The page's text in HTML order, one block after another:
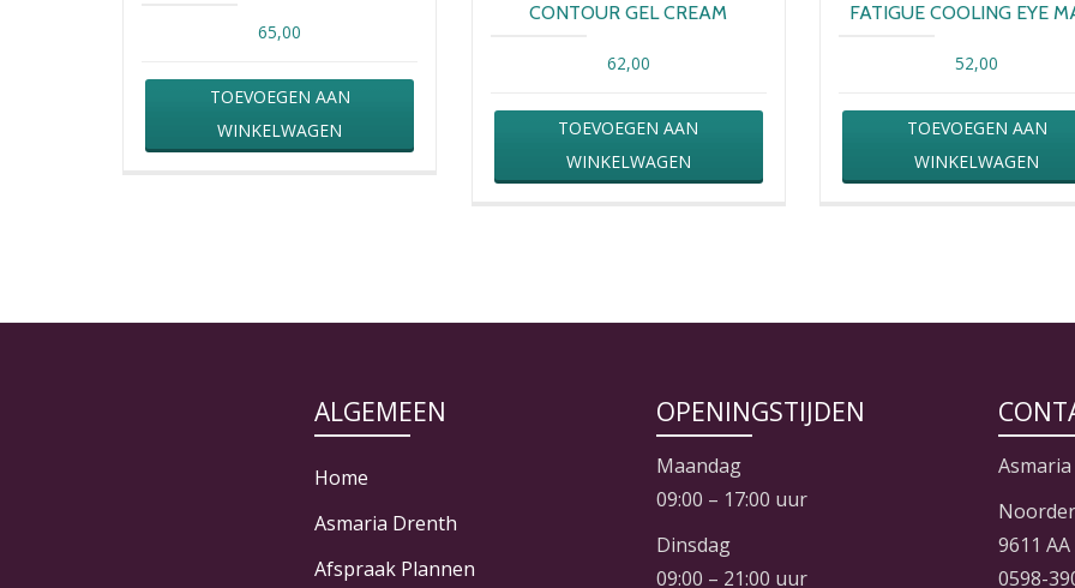
65,00
TOEVOEGEN AAN
WINKELWAGEN
CONTOUR GEL CREAM
62,00
TOEVOEGEN AAN
WINKELWAGEN
FATIGUE COOLING EYE
52,00
TOEVOEGEN AAN
WINKELWAGEN
ALGEMEEN
Home
Asmaria Drenth
Afspraak Plannen
OPENINGSTIJDEN
Maandag
09:00 – 17:00 uur
Dinsdag
09:00 – 21:00 uur
9611
0598-